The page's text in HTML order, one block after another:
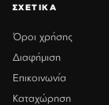
ΣΧΕΤΙΚΑ
Όροι χρήσης
Διαφήμιση
Επικοινωνία
Καταχώρηση